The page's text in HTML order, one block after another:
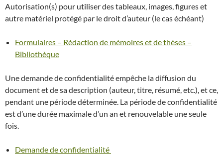
Autorisation(s) pour utiliser des tableaux, images, figures et
autre matériel protégé par le droit d’auteur (le cas échéant)
Formulaires – Rédaction de mémoires et de thèses –
Bibliothèque
Une demande de confidentialité empêche la diffusion du
document et de sa description (auteur, titre, résumé, etc.), et ce,
pendant une période déterminée. La période de confidentialité
est d’une durée maximale d’un an et renouvelable une seule
fois.
Demande de confidentialité